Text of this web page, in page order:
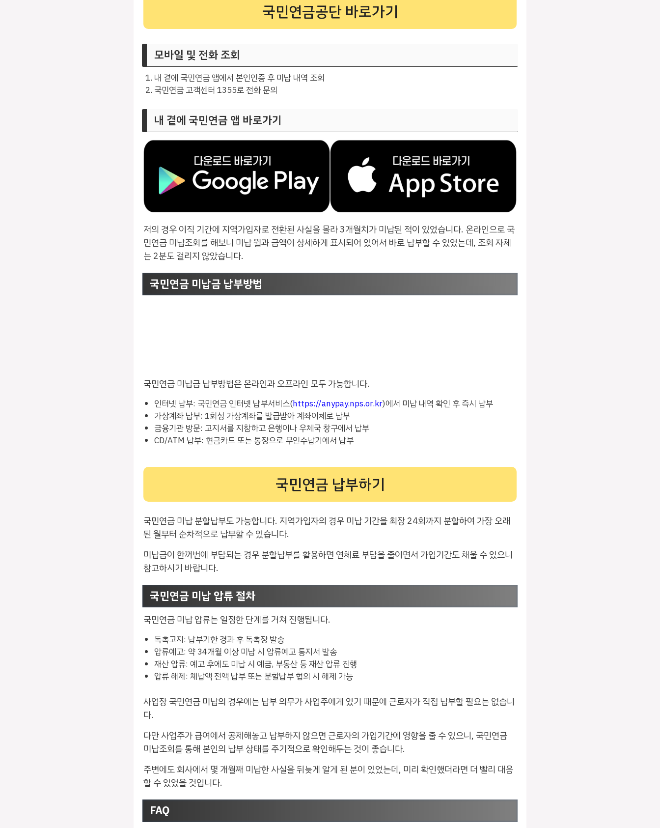
국민연금공단 바로가기
모바일 및 전화 조회
내 곁에 국민연금 앱에서 본인인증 후 미납 내역 조회
국민연금 고객센터 1355로 전화 문의
내 곁에 국민연금 앱 바로가기
저의 경우 이직 기간에 지역가입자로 전환된 사실을 몰라 3개월치가 미납된 적이 있었습니다. 온라인으로 국
민연금 미납조회를 해보니 미납 월과 금액이 상세하게 표시되어 있어서 바로 납부할 수 있었는데, 조회 자체
는 2분도 걸리지 않았습니다.
국민연금 미납금 납부방법
국민연금 미납금 납부방법은 온라인과 오프라인 모두 가능합니다.
인터넷 납부: 국민연금 인터넷 납부서비스(https://anypay.nps.or.kr)에서 미납 내역 확인 후 즉시 납부
가상계좌 납부: 1회성 가상계좌를 발급받아 계좌이체로 납부
금융기관 방문: 고지서를 지참하고 은행이나 우체국 창구에서 납부
CD/ATM 납부: 현금카드 또는 통장으로 무인수납기에서 납부
국민연금 납부하기
국민연금 미납 분할납부도 가능합니다. 지역가입자의 경우 미납 기간을 최장 24회까지 분할하여 가장 오래
된 월부터 순차적으로 납부할 수 있습니다.
미납금이 한꺼번에 부담되는 경우 분할납부를 활용하면 연체료 부담을 줄이면서 가입기간도 채울 수 있으니
참고하시기 바랍니다.
국민연금 미납 압류 절차
국민연금 미납 압류는 일정한 단계를 거쳐 진행됩니다.
독촉고지: 납부기한 경과 후 독촉장 발송
압류예고: 약 34개월 이상 미납 시 압류예고 통지서 발송
재산 압류: 예고 후에도 미납 시 예금, 부동산 등 재산 압류 진행
압류 해제: 체납액 전액 납부 또는 분할납부 협의 시 해제 가능
사업장 국민연금 미납의 경우에는 납부 의무가 사업주에게 있기 때문에 근로자가 직접 납부할 필요는 없습니
다.
다만 사업주가 급여에서 공제해놓고 납부하지 않으면 근로자의 가입기간에 영향을 줄 수 있으니, 국민연금
미납조회를 통해 본인의 납부 상태를 주기적으로 확인해두는 것이 좋습니다.
주변에도 회사에서 몇 개월째 미납한 사실을 뒤늦게 알게 된 분이 있었는데, 미리 확인했더라면 더 빨리 대응
할 수 있었을 것입니다.
FAQ